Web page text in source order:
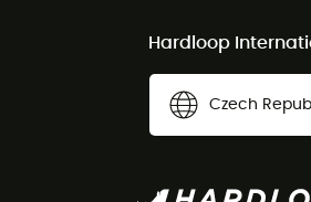
Hardloop
Czech